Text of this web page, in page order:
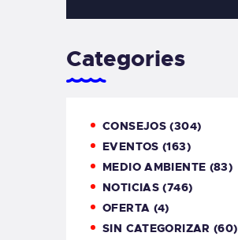
Categories
CONSEJOS (304)
EVENTOS (163)
MEDIO AMBIENTE (83)
NOTICIAS (746)
OFERTA (4)
SIN CATEGORIZAR (60)